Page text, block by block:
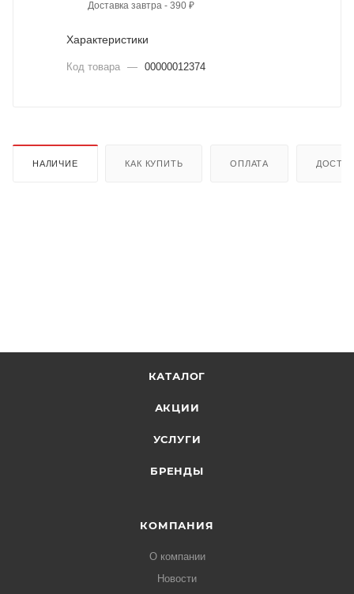
Доставка завтра - 390 ₽
Характеристики
Код товара — 00000012374
НАЛИЧИЕ КАК КУПИТЬ ОПЛАТА
КАТАЛОГ
АКЦИИ
УСЛУГИ
БРЕНДЫ
КОМПАНИЯ
О компании
Новости